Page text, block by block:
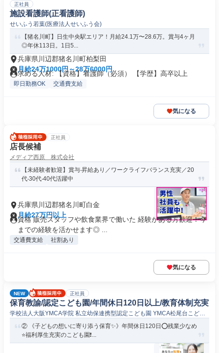
正社員
施設看護師(正看護師)
せいふう若葉(医療法人せいふう会)
【猪名川町】日生中央駅エリア！月給24.1万〜28.6万。賞与4ヶ月
◎年休113日。1日5...
兵庫県川辺郡猪名川町柏梨田
月給24万1000円～28万6000円
求める人材: 【資格】看護師（必須） 【学歴】高卒以上
即日勤務OK 交通費支給
気になる
正社員
店長候補
メディア西原 株式会社
【未経験者歓迎】賞与‧昇給あり／ワークライフバランス充実／20
代‧30代‧40代活躍中
兵庫県川辺郡猪名川町白金
月給27万円以上
資格 販売スタッフや飲食業界で働いた 経験がある方歓迎！今
までの経験を活かせます◎ ...
交通費支給 社割あり
気になる
NEW 正社員
保育教諭/認定こども園/年間休日120日以上/教育体制充実
学校法人大阪YMCA学院 私立幼保連携型認定こども園 YMCA松尾台こども
② 《子どもの想いに寄り添う保育✨》年間休日120日⭕残業少なめ
⭐福利厚生充実のこども園❗...